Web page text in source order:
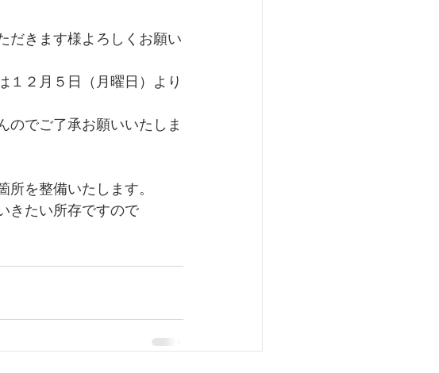
だきます様よろしくお願い
１２月５日（月曜日）より
のでご了承お願いいたしま
を整備いたします。
きたい所存ですので